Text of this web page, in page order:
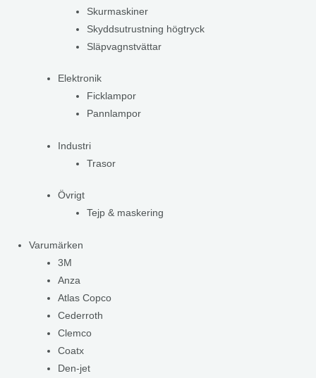
Skurmaskiner
Skyddsutrustning högtryck
Släpvagnstvättar
Elektronik
Ficklampor
Pannlampor
Industri
Trasor
Övrigt
Tejp & maskering
Varumärken
3M
Anza
Atlas Copco
Cederroth
Clemco
Coatx
Den-jet